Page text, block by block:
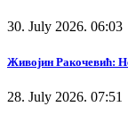
30. July 2026. 06:03
Живојин Ракочевић:
28. July 2026. 07:51